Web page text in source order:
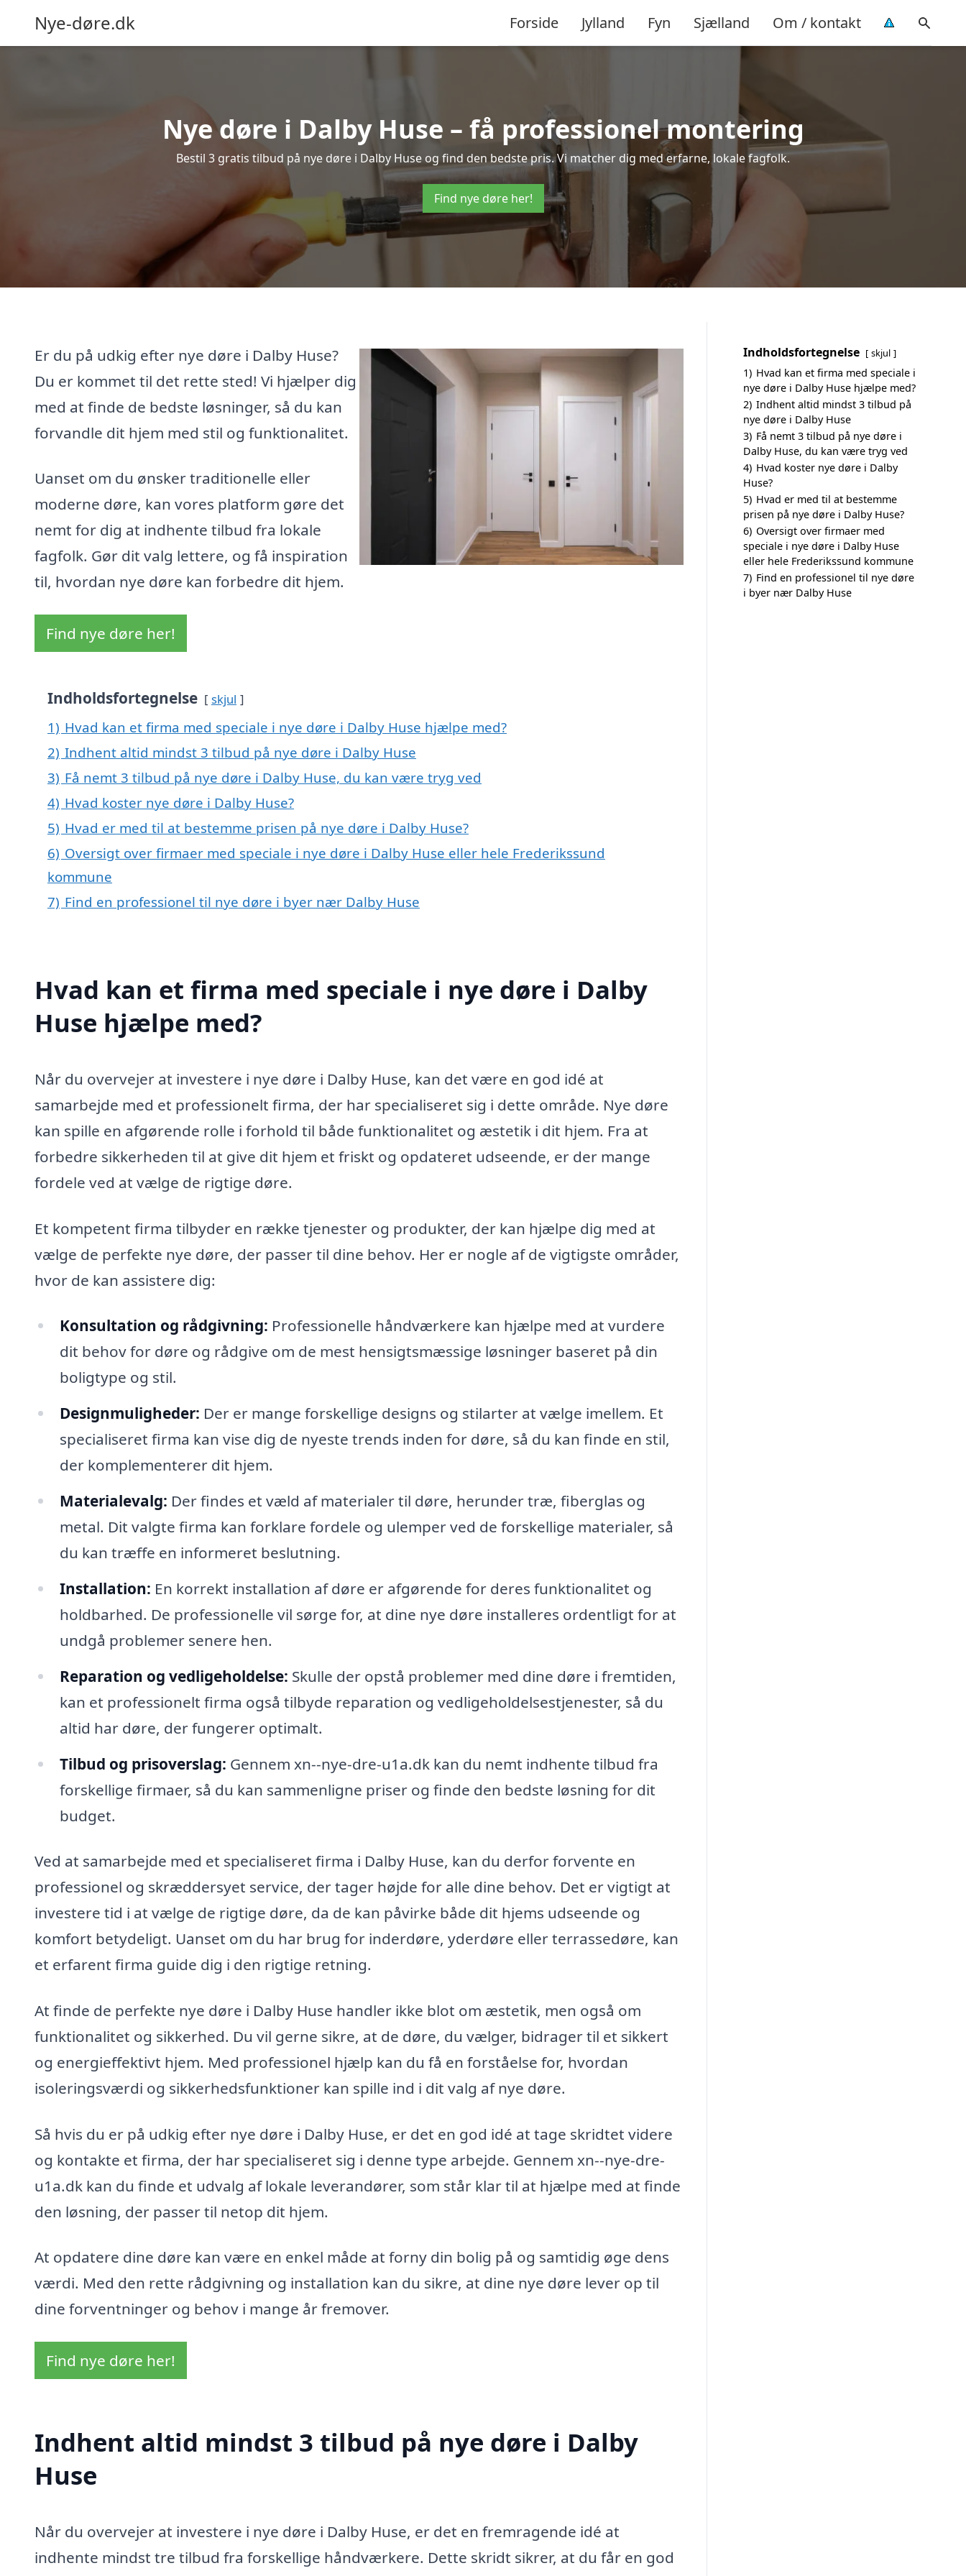
Nye-døre.dk Forside Jylland Fyn Sjælland Om / kontakt
Nye døre i Dalby Huse – få professionel montering
Bestil 3 gratis tilbud på nye døre i Dalby Huse og find den bedste pris. Vi matcher dig med erfarne, lokale fagfolk.
Find nye døre her!
Er du på udkig efter nye døre i Dalby Huse?
Du er kommet til det rette sted! Vi hjælper dig
med at finde de bedste løsninger, så du kan
forvandle dit hjem med stil og funktionalitet.
Uanset om du ønsker traditionelle eller
moderne døre, kan vores platform gøre det
nemt for dig at indhente tilbud fra lokale
fagfolk. Gør dit valg lettere, og få inspiration
til, hvordan nye døre kan forbedre dit hjem.
Find nye døre her!
Indholdsfortegnelse skjul
1) Hvad kan et firma med speciale i nye døre i Dalby Huse hjælpe med?
2) Indhent altid mindst 3 tilbud på nye døre i Dalby Huse
3) Få nemt 3 tilbud på nye døre i Dalby Huse, du kan være tryg ved
4) Hvad koster nye døre i Dalby Huse?
5) Hvad er med til at bestemme prisen på nye døre i Dalby Huse?
6) Oversigt over firmaer med speciale i nye døre i Dalby Huse eller hele Frederikssund
kommune
7) Find en professionel til nye døre i byer nær Dalby Huse
Hvad kan et firma med speciale i nye døre i Dalby
Huse hjælpe med?
Når du overvejer at investere i nye døre i Dalby Huse, kan det være en god idé at
samarbejde med et professionelt firma, der har specialiseret sig i dette område. Nye døre
kan spille en afgørende rolle i forhold til både funktionalitet og æstetik i dit hjem. Fra at
forbedre sikkerheden til at give dit hjem et friskt og opdateret udseende, er der mange
fordele ved at vælge de rigtige døre.
Et kompetent firma tilbyder en række tjenester og produkter, der kan hjælpe dig med at
vælge de perfekte nye døre, der passer til dine behov. Her er nogle af de vigtigste områder,
hvor de kan assistere dig:
Konsultation og rådgivning: Professionelle håndværkere kan hjælpe med at vurdere
dit behov for døre og rådgive om de mest hensigtsmæssige løsninger baseret på din
boligtype og stil.
Designmuligheder: Der er mange forskellige designs og stilarter at vælge imellem. Et
specialiseret firma kan vise dig de nyeste trends inden for døre, så du kan finde en stil,
der komplementerer dit hjem.
Materialevalg: Der findes et væld af materialer til døre, herunder træ, fiberglas og
metal. Dit valgte firma kan forklare fordele og ulemper ved de forskellige materialer, så
du kan træffe en informeret beslutning.
Installation: En korrekt installation af døre er afgørende for deres funktionalitet og
holdbarhed. De professionelle vil sørge for, at dine nye døre installeres ordentligt for at
undgå problemer senere hen.
Reparation og vedligeholdelse: Skulle der opstå problemer med dine døre i fremtiden,
kan et professionelt firma også tilbyde reparation og vedligeholdelsestjenester, så du
altid har døre, der fungerer optimalt.
Tilbud og prisoverslag: Gennem xn--nye-dre-u1a.dk kan du nemt indhente tilbud fra
forskellige firmaer, så du kan sammenligne priser og finde den bedste løsning for dit
budget.
Ved at samarbejde med et specialiseret firma i Dalby Huse, kan du derfor forvente en
professionel og skræddersyet service, der tager højde for alle dine behov. Det er vigtigt at
investere tid i at vælge de rigtige døre, da de kan påvirke både dit hjems udseende og
komfort betydeligt. Uanset om du har brug for inderdøre, yderdøre eller terrassedøre, kan
et erfarent firma guide dig i den rigtige retning.
At finde de perfekte nye døre i Dalby Huse handler ikke blot om æstetik, men også om
funktionalitet og sikkerhed. Du vil gerne sikre, at de døre, du vælger, bidrager til et sikkert
og energieffektivt hjem. Med professionel hjælp kan du få en forståelse for, hvordan
isoleringsværdi og sikkerhedsfunktioner kan spille ind i dit valg af nye døre.
Så hvis du er på udkig efter nye døre i Dalby Huse, er det en god idé at tage skridtet videre
og kontakte et firma, der har specialiseret sig i denne type arbejde. Gennem xn--nye-dre-
u1a.dk kan du finde et udvalg af lokale leverandører, som står klar til at hjælpe med at finde
den løsning, der passer til netop dit hjem.
At opdatere dine døre kan være en enkel måde at forny din bolig på og samtidig øge dens
værdi. Med den rette rådgivning og installation kan du sikre, at dine nye døre lever op til
dine forventninger og behov i mange år fremover.
Find nye døre her!
Indhent altid mindst 3 tilbud på nye døre i Dalby
Huse
Når du overvejer at investere i nye døre i Dalby Huse, er det en fremragende idé at
indhente mindst tre tilbud fra forskellige håndværkere. Dette skridt sikrer, at du får en god
Indholdsfortegnelse skjul
1) Hvad kan et firma med speciale i
nye døre i Dalby Huse hjælpe med?
2) Indhent altid mindst 3 tilbud på
nye døre i Dalby Huse
3) Få nemt 3 tilbud på nye døre i
Dalby Huse, du kan være tryg ved
4) Hvad koster nye døre i Dalby
Huse?
5) Hvad er med til at bestemme
prisen på nye døre i Dalby Huse?
6) Oversigt over firmaer med
speciale i nye døre i Dalby Huse
eller hele Frederikssund kommune
7) Find en professionel til nye døre
i byer nær Dalby Huse